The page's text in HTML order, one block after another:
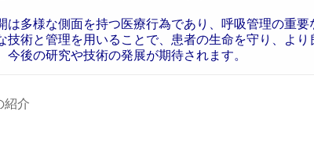
は多様な側面を持つ医療行為であり、呼吸管理の重
技術と管理を用いることで、患者の生命を守り、よ
今後の研究や技術の発展が期待されます。
紹介